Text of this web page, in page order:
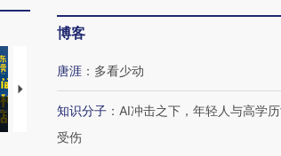
【推广】走进第四届链博
会，让数智科技“链”接产
【特别呈现】寻找100种
博客
唐涯 ： 多看少动
知识分子 ： AI冲击之下，年轻人与高学
受伤